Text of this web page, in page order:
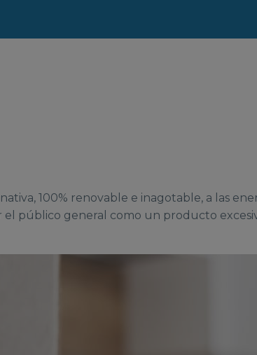
100% renovable e inagotable, a las
el público general como un producto